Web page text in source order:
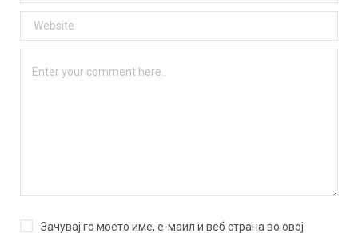
Зачувај го моето име, е-маил и веб страна во овој